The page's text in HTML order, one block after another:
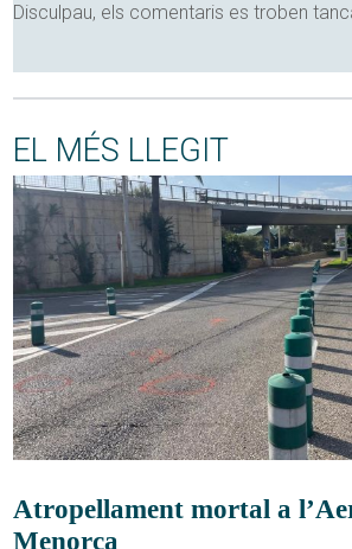
Disculpau, els comentaris es troben
EL MÉS LLEGIT
Atropellament mortal a
Menorca